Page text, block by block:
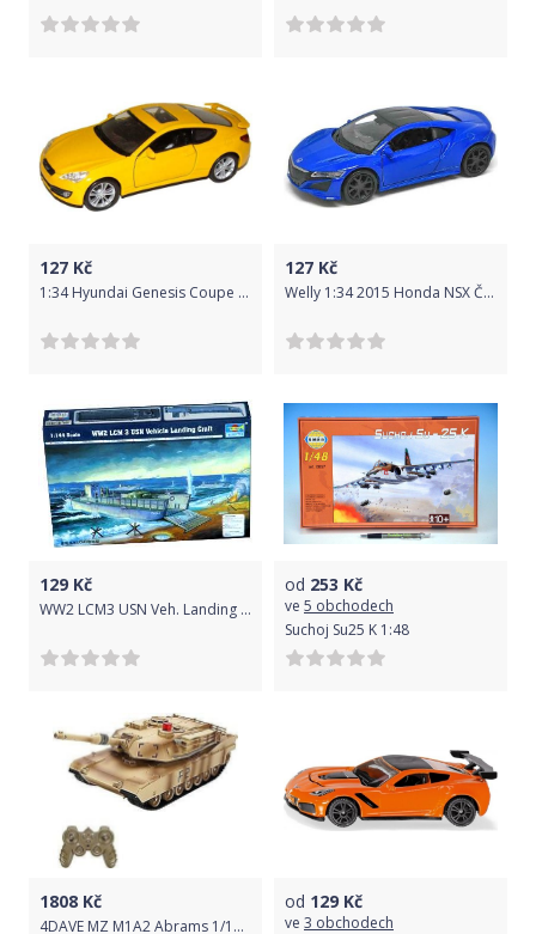
127 Kč
1:34 Hyundai Genesis Coupe 221353
127 Kč
Welly 1:34 2015 Honda NSX Červená
129 Kč
WW2 LCM3 USN Veh. Landing Crft Trumpeter
od 253 Kč
ve 5 obchodech
Suchoj Su25 K 1:48
1808 Kč
4DAVE MZ M1A2 Abrams 1/14 - písková kamufláž
od 129 Kč
ve 3 obchodech